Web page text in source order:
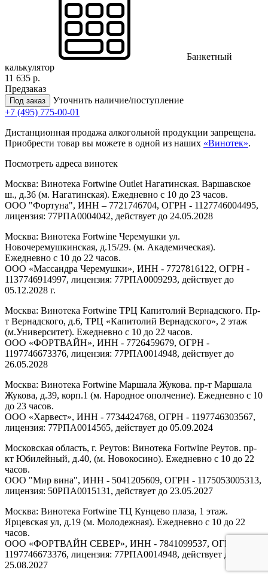
Банкетный
калькулятор
11 635 р.
Предзаказ
Под заказ
Уточнить наличие/поступление
+7 (495) 775-00-01
Дистанционная продажа алкогольной продукции запрещена.
Приобрести товар вы можете в одной из наших «Винотек».
Посмотреть адреса винотек
Москва: Винотека Fortwine Outlet Нагатинская. Варшавское
ш., д.36 (м. Нагатинская). Ежедневно с 10 до 23 часов.
ООО "Фортуна", ИНН – 7721746704, ОГРН - 1127746004495,
лицензия: 77РПА0004042, действует до 24.05.2028
Москва: Винотека Fortwine Черемушки ул.
Новочеремушкинская, д.15/29. (м. Академическая).
Ежедневно с 10 до 22 часов.
ООО «Массандра Черемушки», ИНН - 7727816122, ОГРН -
1137746914997, лицензия: 77РПА0009293, действует до
05.12.2028 г.
Москва: Винотека Fortwine ТРЦ Капитолий Вернадского. Пр-
т Вернадского, д.6, ТРЦ «Капитолий Вернадского», 2 этаж
(м.Университет). Ежедневно с 10 до 22 часов.
ООО «ФОРТВАЙН», ИНН - 7726459679, ОГРН -
1197746673376, лицензия: 77РПА0014948, действует до
26.05.2028
Москва: Винотека Fortwine Маршала Жукова. пр-т Маршала
Жукова, д.39, корп.1 (м. Народное ополчение). Ежедневно с 10
до 23 часов.
ООО «Харвест», ИНН - 7734424768, ОГРН - 1197746303567,
лицензия: 77РПА0014565, действует до 05.09.2024
Московская область, г. Реутов: Винотека Fortwine Реутов. пр-
кт Юбилейный, д.40, (м. Новокосино). Ежедневно с 10 до 22
часов.
ООО "Мир вина", ИНН - 5041205609, ОГРН - 1175053005313,
лицензия: 50РПА0015131, действует до 23.05.2027
Москва: Винотека Fortwine ТЦ Кунцево плаза, 1 этаж.
Ярцевская ул, д.19 (м. Молодежная). Ежедневно с 10 до 22
часов.
ООО «ФОРТВАЙН СЕВЕР», ИНН - 7841099537, ОГРН -
1197746673376, лицензия: 77РПА0014948, действует до
25.08.2027